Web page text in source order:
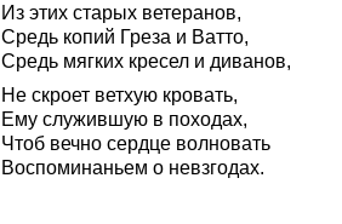
Из этих старых ветеранов,
Средь копий Греза и Ватто,
Средь мягких кресел и диванов,
Не скроет ветхую кровать,
Ему служившую в походах,
Чтоб вечно сердце волновать
Воспоминаньем о невзгодах.